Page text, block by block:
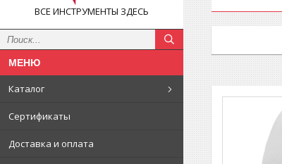
ВСЕ ИНСТРУМЕНТЫ ЗДЕСЬ
Каталог
Сертификаты
Доставка и оплата